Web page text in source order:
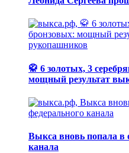
🥋 6 золотых, 3
мощный результат
Выкса вновь попала в
канала